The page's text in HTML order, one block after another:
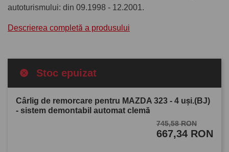
autoturismului: din 09.1998 - 12.2001.
Descrierea completă a produsului
Stoc epuizat
Cârlig de remorcare pentru MAZDA 323 - 4 uşi.(BJ)
- sistem demontabil automat clemă
745,58 RON
667,34 RON